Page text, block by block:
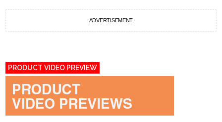
ADVERTISEMENT
PRODUCT VIDEO PREVIEW